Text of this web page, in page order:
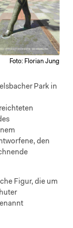
Foto: Florian Jung
Park in
den
Figur, die um